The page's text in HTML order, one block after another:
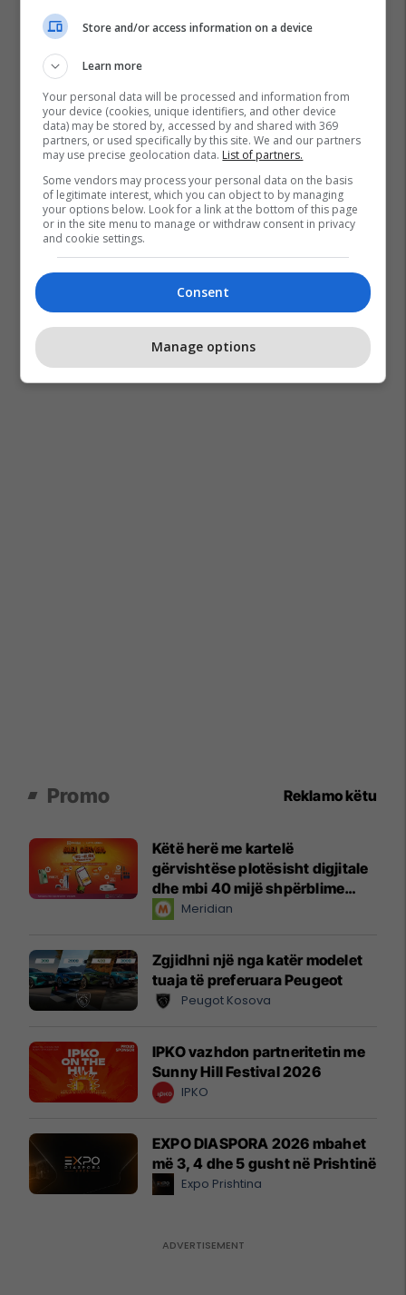
Fshati Zym Qrtk Prizren
Lajde Kolgjeraj
Samir Hoxha
Promo Reklamo këtu
Këtë herë me kartelë
gërvishtëse plotësisht digjitale
dhe mbi 40 mijë shpërblime
instant!Meridian
Zgjidhni një nga katër modelet
tuaja të preferuara Peugeot
Peugot Kosova
IPKO vazhdon partneritetin me
Sunny Hill Festival 2026
IPKO
EXPO DIASPORA 2026 mbahet
më 3, 4 dhe 5 gusht në Prishtinë
Expo Prishtina
Store and/or access information on a device
Learn more
Your personal data will be processed and information from
your device (cookies, unique identifiers, and other device
data) may be stored by, accessed by and shared with 369
partners, or used specifically by this site. We and our partners
may use precise geolocation data. List of partners.
Some vendors may process your personal data on the basis
of legitimate interest, which you can object to by managing
your options below. Look for a link at the bottom of this page
or in the site menu to manage or withdraw consent in privacy
and cookie settings.
Consent
Manage options